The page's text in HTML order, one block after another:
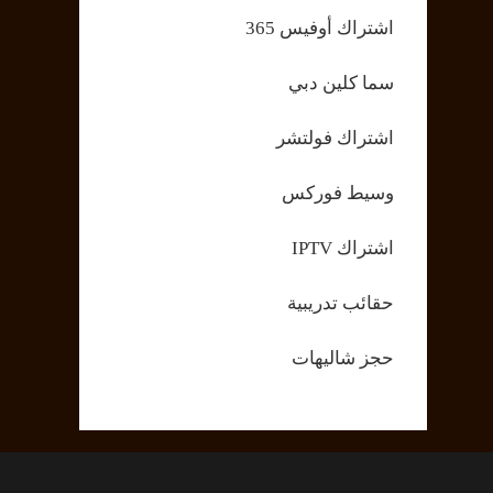
اشتراك أوفيس 365
سما كلين دبي
اشتراك فولتشر
وسيط فوركس
اشتراك IPTV
حقائب تدريبية
حجز شاليهات